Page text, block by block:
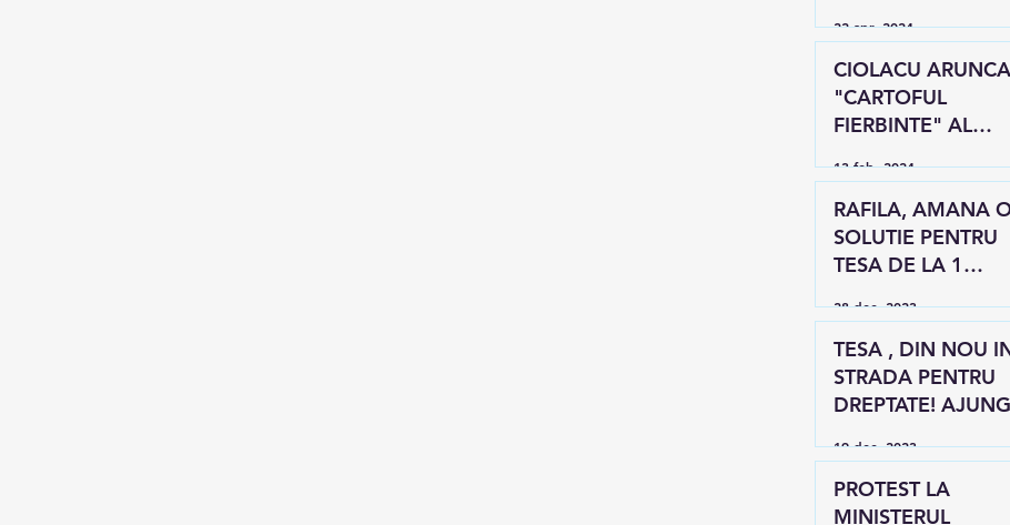
22 apr. 2024
CIOLACU ARUNCA
"CARTOFUL
FIERBINTE" AL
GRADINA LUI
13 feb. 2024
RAFILA, AMANA O
SOLUTIE PENTRU
TESA DE LA 1
28 dec. 2023
TESA , DIN NOU
STRADA PENTRU
DREPTATE!
19 dec. 2023
PROTEST LA
MINISTERUL